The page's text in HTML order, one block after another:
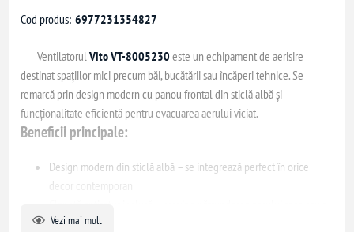
Cod produs: 6977231354827
VentilatorulVito VT-8005230este un echipament de aerisire
destinat spațiilor mici precum băi, bucătării sau încăperi tehnice. Se
remarcă prin design modern cu panou frontal din sticlă albă și
funcționalitate eficientă pentru evacuarea aerului viciat.
Beneficii principale:
Design modern din sticlă albă – se integrează perfect în orice
decor contemporan
mirosurilor neplăcute
Vezi mai mult